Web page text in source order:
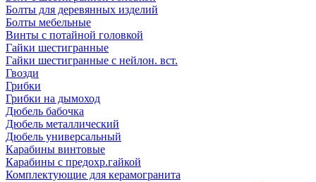
Болты для деревянных изделий
Болты мебельные
Винты с потайной головкой
Гайки шестигранные
Гайки шестигранные с нейлон. вст.
Гвозди
Грибки
Грибки на дымоход
Дюбель бабочка
Дюбель металлический
Дюбель универсальный
Карабины винтовые
Карабины с предохр.гайкой
Комплектующие для керамогранита